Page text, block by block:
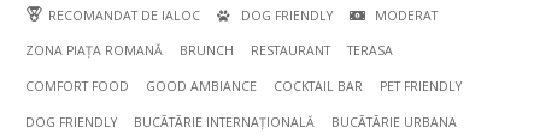
RECOMANDAT DE IALOC DOG FRIENDLY MODERAT
ZONA PIAȚA ROMANĂ BRUNCH RESTAURANT TERASA
COMFORT FOOD GOOD AMBIANCE COCKTAIL BAR PET FRIENDLY
DOG FRIENDLY BUCÃTÃRIE INTERNAȚIONALĂ BUCÃTÃRIE URBANA